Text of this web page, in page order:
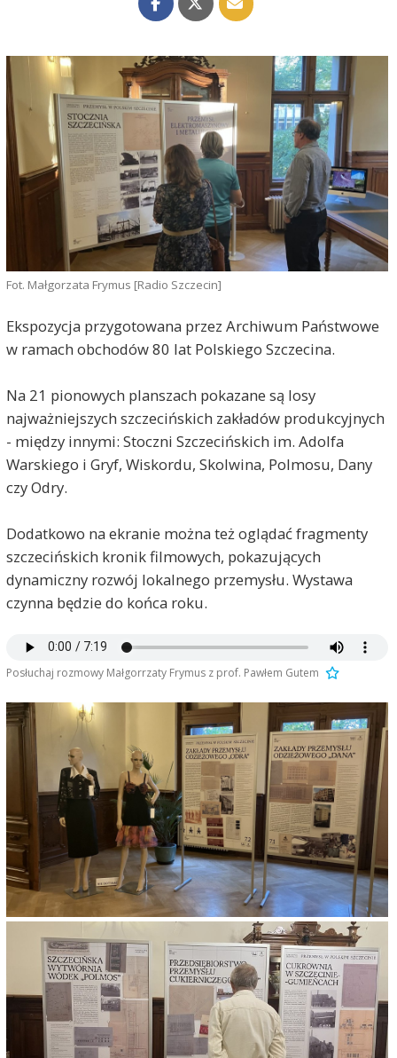
Fot. Małgorzata Frymus [Radio Szczecin]
Ekspozycja przygotowana przez Archiwum Państwowe
w ramach obchodów 80 lat Polskiego Szczecina.
Na 21 pionowych planszach pokazane są losy
najważniejszych szczecińskich zakładów produkcyjnych
- między innymi: Stoczni Szczecińskich im. Adolfa
Warskiego i Gryf, Wiskordu, Skolwina, Polmosu, Dany
czy Odry.
Dodatkowo na ekranie można też oglądać fragmenty
szczecińskich kronik filmowych, pokazujących
dynamiczny rozwój lokalnego przemysłu. Wystawa
czynna będzie do końca roku.
Posłuchaj rozmowy Małgorrzaty Frymus z prof. Pawłem Gutem